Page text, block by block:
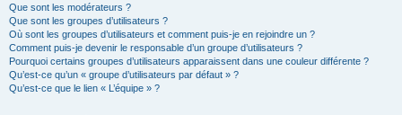
Que sont les modérateurs ?
Que sont les groupes d’utilisateurs ?
Où sont les groupes d’utilisateurs et comment puis-je en rejoindre un ?
Comment puis-je devenir le responsable d’un groupe d’utilisateurs ?
Pourquoi certains groupes d’utilisateurs apparaissent dans une couleur différente ?
Qu’est-ce qu’un « groupe d’utilisateurs par défaut » ?
Qu’est-ce que le lien « L’équipe » ?